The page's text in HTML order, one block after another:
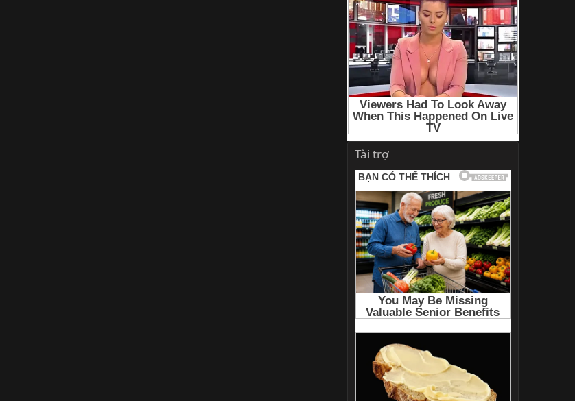
Tài trợ